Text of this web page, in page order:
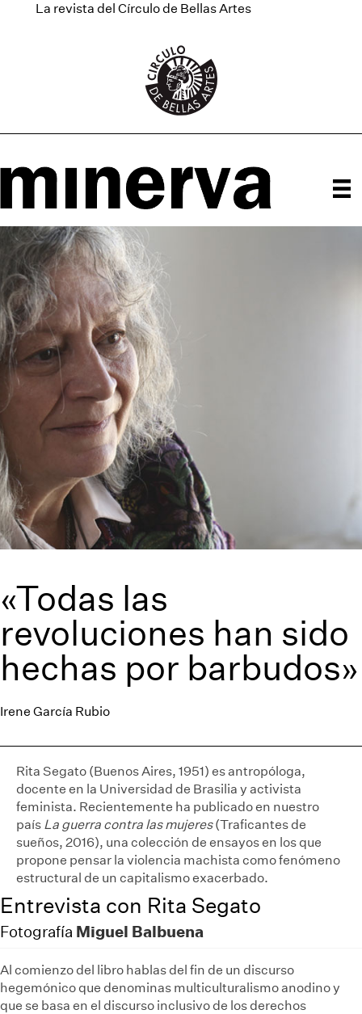
La revista del Círculo de Bellas Artes
«Todas las
revoluciones han sido
hechas por barbudos»
Irene García Rubio
Rita Segato (Buenos Aires, 1951) es antropóloga,
docente en la Universidad de Brasilia y activista
feminista. Recientemente ha publicado en nuestro
país La guerra contra las mujeres(Traficantes de
sueños, 2016), una colección de ensayos en los que
propone pensar la violencia machista como fenómeno
estructural de un capitalismo exacerbado.
Entrevista con Rita Segato
Fotografía Miguel Balbuena
Al comienzo del libro hablas del fin de un discurso
hegemónico que denominas multiculturalismo anodino y
que se basa en el discurso inclusivo de los derechos